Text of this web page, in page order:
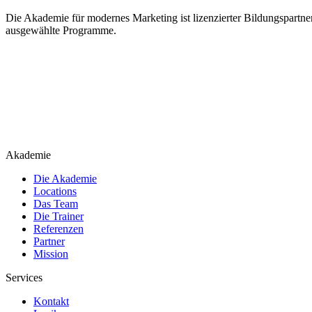
Die Akademie für modernes Marketing ist lizenzierter
ausgewählte Programme.
Akademie
Die Akademie
Locations
Das Team
Die Trainer
Referenzen
Partner
Mission
Services
Kontakt